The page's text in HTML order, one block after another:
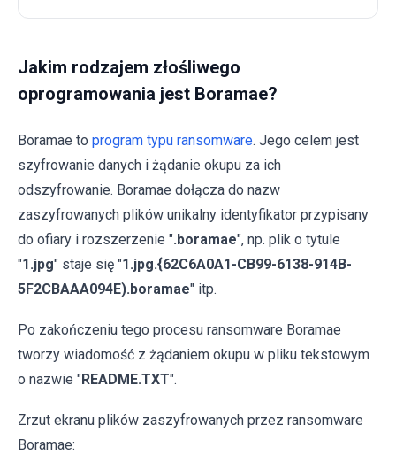
Jakim rodzajem złośliwego
oprogramowania jest Boramae?
Boramae to program typu ransomware. Jego celem jest
szyfrowanie danych i żądanie okupu za ich
odszyfrowanie. Boramae dołącza do nazw
zaszyfrowanych plików unikalny identyfikator przypisany
do ofiary i rozszerzenie ".boramae", np. plik o tytule
"1.jpg" staje się "1.jpg.{62C6A0A1-CB99-6138-914B-
5F2CBAAA094E).boramae" itp.
Po zakończeniu tego procesu ransomware Boramae
tworzy wiadomość z żądaniem okupu w pliku tekstowym
o nazwie "README.TXT".
Zrzut ekranu plików zaszyfrowanych przez ransomware
Boramae: